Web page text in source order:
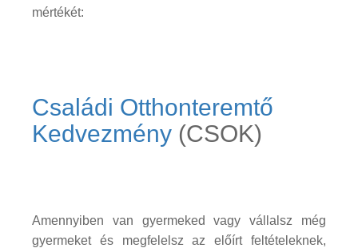
mértékét:
Családi Otthonteremtő
Kedvezmény (CSOK)
Amennyiben van gyermeked vagy vállalsz még
gyermeket és megfelelsz az előírt feltételeknek,